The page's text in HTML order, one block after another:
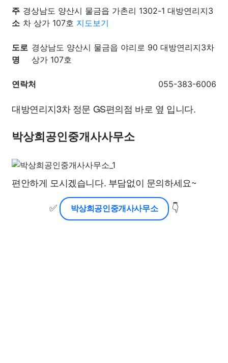
주
소
경상남도 양산시 물금읍 가촌리 1302-1 대방연리지3
차 상가 107호 지도보기
도로
명
경상남도 양산시 물금읍 야리로 90 대방연리지3차
상가 107호
연락처 055-383-6006
대방연리지3차 정문 GS편의점 바로 옆 입니다.
박상희공인중개사사무소
편안하게 모시겠습니다. 부담없이 문의하세요~
✅
박상희공인중개사사무소 👇